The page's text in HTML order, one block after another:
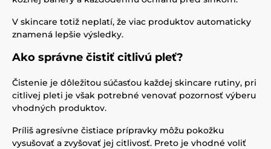
V skincare totiž neplatí, že viac produktov automaticky
znamená lepšie výsledky.
Ako správne čistiť citlivú pleť?
Čistenie je dôležitou súčasťou každej skincare rutiny, pri
citlivej pleti je však potrebné venovať pozornosť výberu
vhodných produktov.
Príliš agresívne čistiace prípravky môžu pokožku
vysušovať a zvyšovať jej citlivosť. Preto je vhodné voliť